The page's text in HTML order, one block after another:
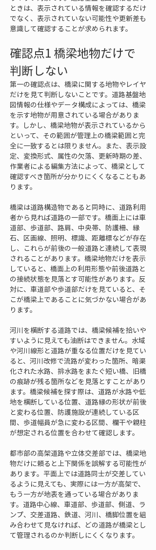
ときは、表示されている情報を確認するだけ
でなく、表示されていない可能性や更新差も
意識して確認することが求められます。
確認点1 橋梁地物だけで
判断しない
第一の確認点は、橋梁に関する地物やレイヤ
だけを見て判断しないことです。道路基盤地
図情報の仕様やデータ構成によっては、橋梁
を示す地物が用意されている場合がありま
す。しかし、橋梁地物が表示されているから
といって、その範囲が管理上の橋梁範囲と完
全に一致するとは限りません。また、表示設
定、変換形式、属性の欠落、更新時期の差、
作業者による編集方法によって、橋梁として
確認すべき箇所が分かりにくくなることもあ
ります。
橋梁は道路構造物であると同時に、道路利用
者から見れば道路の一部です。橋面上には車
道部、歩道部、路肩、中央帯、防護柵、縁
石、区画線、照明、標識、距離標などが存在
し、これらが前後の一般道路と連続して表現
されることがあります。橋梁地物だけを表示
していると、橋面上の利用形態や前後道路と
の接続状態を見落とす可能性があります。反
対に、車道部や歩道部だけを見ていると、そ
こが橋梁上であることに気づかない場合があ
ります。
河川を横断する道路では、橋梁候補を拾いや
すいように見えても油断はできません。水域
や河川線形と道路が重なる位置だけを見てい
ると、河川改修で流路が変わった箇所、暗渠
化された水路、排水路をまたぐ短い橋、旧橋
の痕跡が残る箇所などを見落とすことがあり
ます。橋梁候補を探す際は、道路が水路や低
地を横断している位置、道路縁の形状が前後
と変わる位置、防護施設が連続している区
間、歩道幅員が急に変わる区間、欄干や親柱
が想定される位置を合わせて確認します。
都市部の高架道路や立体交差部では、橋梁地
物だけに頼ると上下関係を誤解する可能性が
あります。平面上では道路同士が交差してい
るように見えても、実際には一方が高架で、
もう一方が地表を通っている場合がありま
す。道路中心線、車道部、歩道部、側道、ラ
ンプ、交差道路、鉄道、河川、橋脚位置を組
み合わせて見なければ、どの道路が橋梁とし
て管理されるのか判断しにくくなります。